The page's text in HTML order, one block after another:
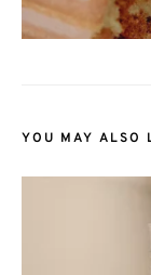
YOU MAY ALSO